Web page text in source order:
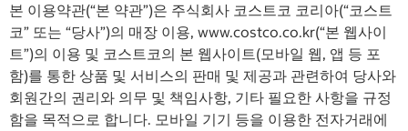
본 이용약관(“본 약관”)은 주식회사 코스트코 코리아(“코스트
코” 또는 “당사”)의 매장 이용, www.costco.co.kr(“본 웹사이
트”)의 이용 및 코스트코의 본 웹사이트(모바일 웹, 앱 등 포
함)를 통한 상품 및 서비스의 판매 및 제공과 관련하여 당사와
회원간의 권리와 의무 및 책임사항, 기타 필요한 사항을 규정
함을 목적으로 합니다. 모바일 기기 등을 이용한 전자거래에